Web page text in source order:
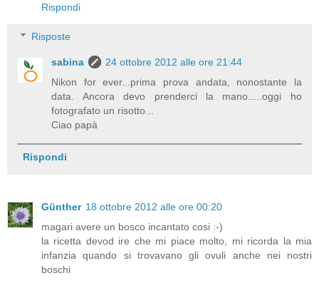
Rispondi
Risposte
sabina
24 ottobre 2012 alle ore 21:44
Nikon for ever...prima prova andata, nonostante la
data. Ancora devo prenderci la mano.....oggi ho
fotografato un risotto...
Ciao papà
Rispondi
Günther 18 ottobre 2012 alle ore 00:20
magari avere un bosco incantato cosi :-)
la ricetta devod ire che mi piace molto, mi ricorda la mia
infanzia quando si trovavano gli ovuli anche nei nostri
boschi